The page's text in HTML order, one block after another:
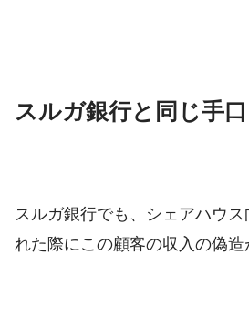
スルガ銀行と同じ手口
スルガ銀行でも、シェアハウ
れた際にこの顧客の収入の偽造